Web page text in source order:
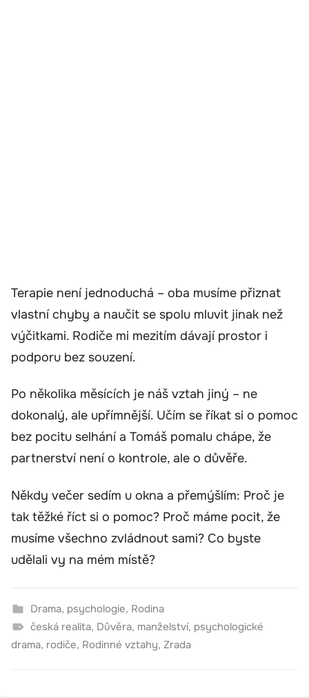
Terapie není jednoduchá – oba musíme přiznat
vlastní chyby a naučit se spolu mluvit jinak než
výčitkami. Rodiče mi mezitím dávají prostor i
podporu bez souzení.
Po několika měsících je náš vztah jiný – ne
dokonalý, ale upřímnější. Učím se říkat si o pomoc
bez pocitu selhání a Tomáš pomalu chápe, že
partnerství není o kontrole, ale o důvěře.
Někdy večer sedím u okna a přemýšlím: Proč je
tak těžké říct si o pomoc? Proč máme pocit, že
musíme všechno zvládnout sami? Co byste
udělali vy na mém místě?
Drama, psychologie, Rodina
česká realita, Důvěra, manželství, psychologické
drama, rodiče, Rodinné vztahy, Zrada